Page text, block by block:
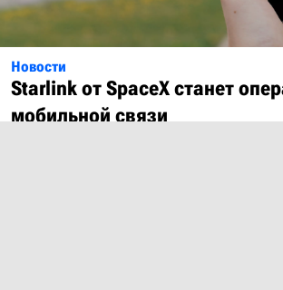
Новости
Starlink от SpaceX станет
мобильной связи